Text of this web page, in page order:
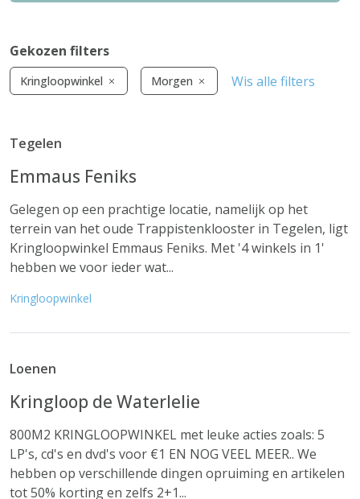
Gekozen filters
Kringloopwinkel Morgen Wis alle filters
Tegelen
Emmaus Feniks
Gelegen op een prachtige locatie, namelijk op het
terrein van het oude Trappistenklooster in Tegelen, ligt
Kringloopwinkel Emmaus Feniks. Met '4 winkels in 1'
hebben we voor ieder wat...
Kringloopwinkel
Loenen
Kringloop de Waterlelie
800M2 KRINGLOOPWINKEL met leuke acties zoals: 5
LP's, cd's en dvd's voor €1 EN NOG VEEL MEER.. We
hebben op verschillende dingen opruiming en artikelen
tot 50% korting en zelfs 2+1...